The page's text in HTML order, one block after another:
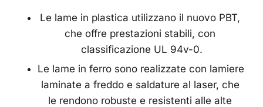
Le lame in plastica utilizzano il nuovo PBT,
che offre prestazioni stabili, con
classificazione UL 94v-0.
Le lame in ferro sono realizzate con lamiere
laminate a freddo e saldature al laser, che
le rendono robuste e resistenti alle alte